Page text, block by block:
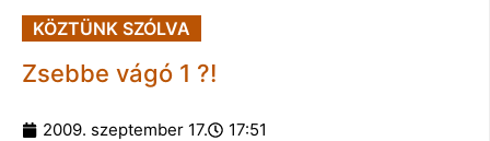
KÖZTÜNK SZÓLVA
Zsebbe vágó 1 ?!
2009. szeptember 17. 17:51